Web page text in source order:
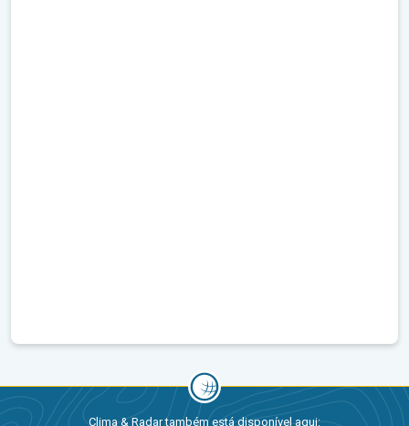
Clima & Radar também está disponível aqui: